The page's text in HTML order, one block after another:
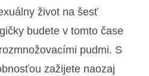
život na šesť
budete v tomto čase
pudmi. S
zažijete naozaj